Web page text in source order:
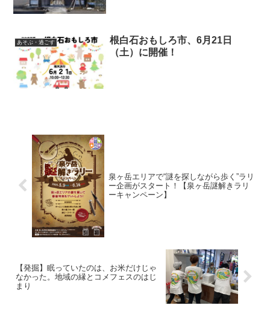
あそぶ・過ごす
根白石おもしろ市、6月21日
（土）に開催！
泉ヶ岳エリアで“謎を探しながら歩く”ラリ
ー企画がスタート！【泉ヶ岳謎解きラリ
ーキャンペーン】
【発掘】眠っていたのは、お米だけじゃ
なかった。地域の縁とコメフェスのはじ
まり